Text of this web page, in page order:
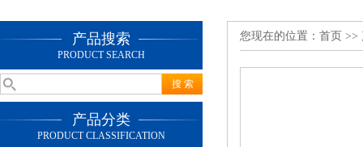
产品搜索
PRODUCT SEARCH
产品分类
PRODUCT CLASSIFICATION
您现在的位置： 首页 >>